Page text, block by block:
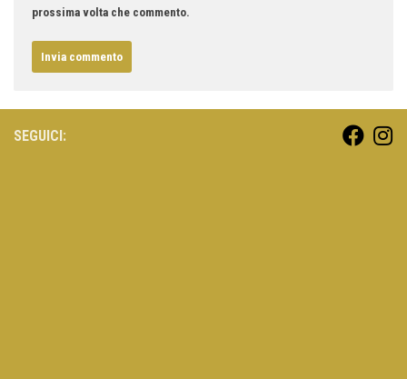
prossima volta che commento.
SEGUICI: